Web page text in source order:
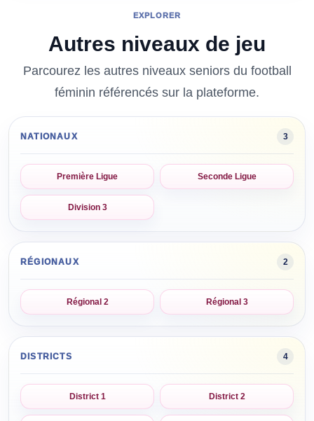
EXPLORER
Autres niveaux de jeu
Parcourez les autres niveaux seniorsdu football
féminin référencés sur la plateforme.
NATIONAUX 3
Première Ligue Seconde Ligue
Division 3
RÉGIONAUX 2
Régional 2 Régional 3
DISTRICTS 4
District 1 District 2